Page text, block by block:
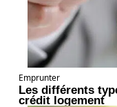
Emprunter
Les différents
crédit logement